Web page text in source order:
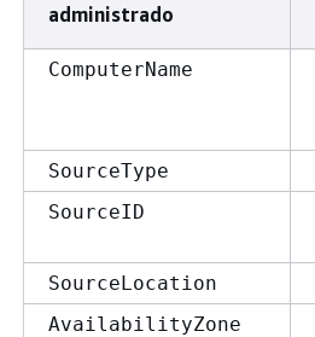
administrado
ComputerName
SourceType
SourceID
SourceLocation
AvailabilityZone